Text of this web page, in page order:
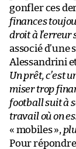
gonfler ces
finances
droit à l’erreur
associé
Alessandrini
Un prêt, c’est
miser trop
football suit à
travail où on
« mobiles »,
Pour